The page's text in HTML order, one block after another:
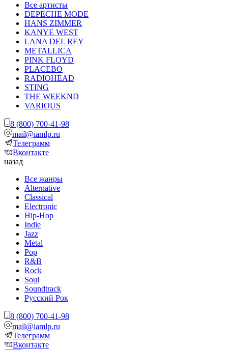
Все артисты
DEPECHE MODE
HANS ZIMMER
KANYE WEST
LANA DEL REY
METALLICA
PINK FLOYD
PLACEBO
RADIOHEAD
STING
THE WEEKND
VARIOUS
8 (800) 700-41-98
mail@iamlp.ru
Телеграмм
Вконтакте
назад
Все жанры
Alternative
Classical
Electronic
Hip-Hop
Indie
Jazz
Metal
Pop
R&B
Rock
Soul
Soundtrack
Русский Рок
8 (800) 700-41-98
mail@iamlp.ru
Телеграмм
Вконтакте